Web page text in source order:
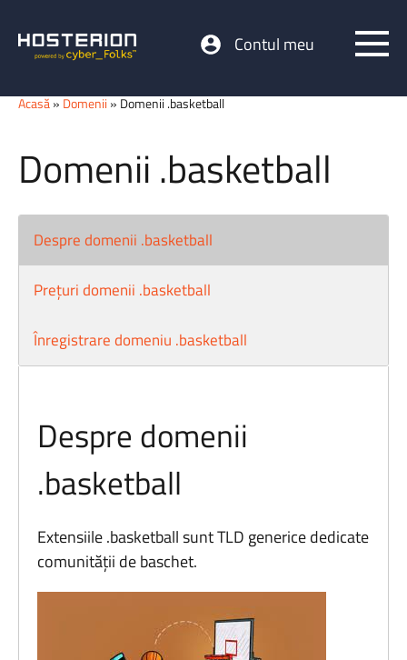
Contul meu
Acasă» Domenii » Domenii .basketball
Domenii .basketball
Despre domenii .basketball
Prețuri domenii .basketball
Înregistrare domeniu .basketball
Despre domenii
.basketball
Extensiile .basketball sunt TLD generice dedicate
comunității de baschet.